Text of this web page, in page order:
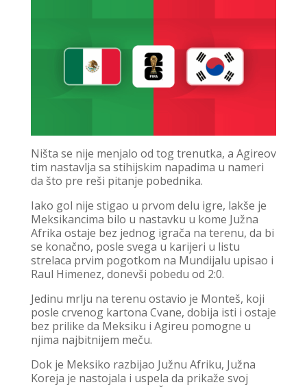
Ništa se nije menjalo od tog trenutka, a Agireov
tim nastavlja sa stihijskim napadima u nameri
da što pre reši pitanje pobednika.
Iako gol nije stigao u prvom delu igre, lakše je
Meksikancima bilo u nastavku u kome Južna
Afrika ostaje bez jednog igrača na terenu, da bi
se konačno, posle svega u karijeri u listu
strelaca prvim pogotkom na Mundijalu upisao i
Raul Himenez, donevši pobedu od 2:0.
Jedinu mrlju na terenu ostavio je Monteš, koji
posle crvenog kartona Cvane, dobija isti i ostaje
bez prilike da Meksiku i Agireu pomogne u
njima najbitnijem meču.
Dok je Meksiko razbijao Južnu Afriku, Južna
Koreja je nastojala i uspela da prikaže svoj